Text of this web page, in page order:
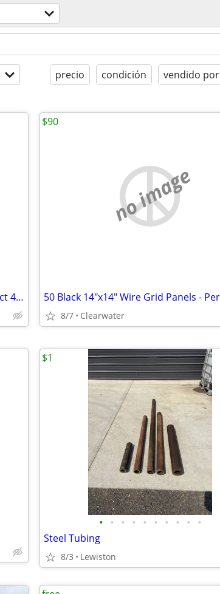
precio condición vendido por
63 White 14"x14" Wire Grid Panels - Perfect 4 Retail Displays/Storage
no image
8/7 Clearwater
$90
• • • • • • • • • •
Steel Tubing
8/3 Lewiston
$1